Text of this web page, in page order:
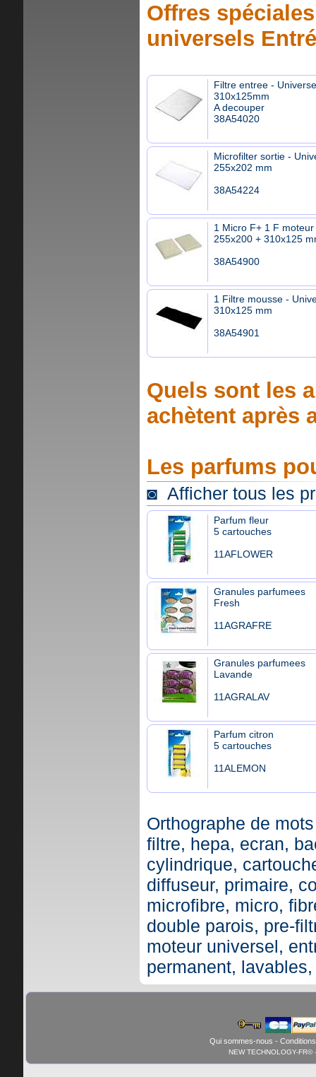
Offres
universels
Filtre entree -
310x125mm
A decouper
38A54020
Microfilter sortie -
255x202 mm
38A54224
1 Micro F+ 1 F
255x200 + 310x125
38A54900
1 Filtre mousse -
310x125 mm
38A54901
Quels sont les
achètent après
Les parfums
◙ Afficher tous les
Parfum fleur
5 cartouches
11AFLOWER
Granules parfumees
Fresh
11AGRAFRE
Granules parfumees
Lavande
11AGRALAV
Parfum citron
5 cartouches
11ALEMON
Orthographe de
filtre, hepa, ecran,
cylindrique,
diffuseur, primaire,
microfibre, micro,
double parois, pre-
moteur universel,
permanent,
Qui sommes-nous -
NEW TECHNOLOGY-